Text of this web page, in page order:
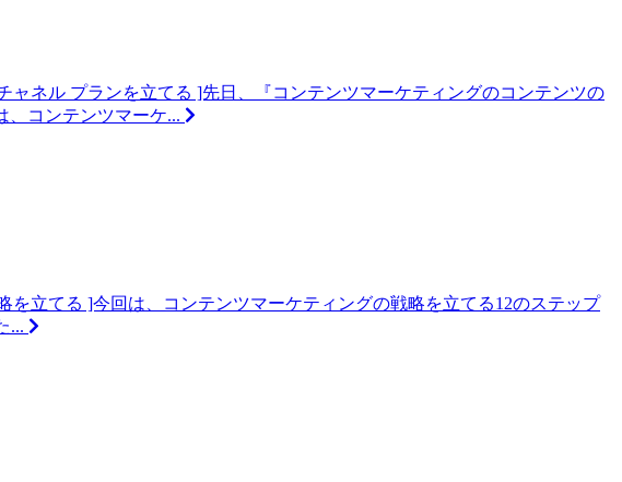
ャネル プランを立てる ]先日、『コンテンツマーケティングのコンテンツの
、コンテンツマーケ...
を立てる ]今回は、コンテンツマーケティングの戦略を立てる12のステップ
...